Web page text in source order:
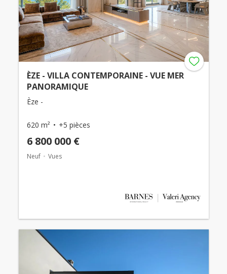
ÈZE - VILLA CONTEMPORAINE - VUE MER
PANORAMIQUE
Èze -
620 m² +5 pièces
6 800 000 €
Neuf Vues